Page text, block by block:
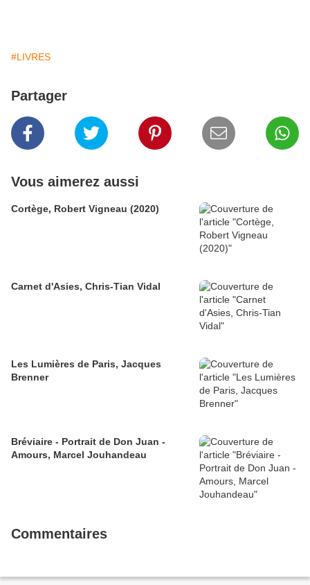
#LIVRES
Partager
Vous aimerez aussi
Cortège, Robert Vigneau (2020)
Carnet d'Asies, Chris-Tian Vidal
Les Lumières de Paris, Jacques
Brenner
Bréviaire - Portrait de Don Juan -
Amours, Marcel Jouhandeau
Commentaires